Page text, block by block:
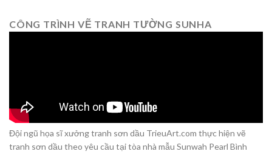
CÔNG TRÌNH VẼ TRANH TƯỜNG SUNHA
Đội ngũ họa sĩ xưởng tranh sơn dầu TrieuArt.com thực hiện vẽ
tranh sơn dầu theo yêu cầu tại tòa nhà mẫu Sunwah Pearl Bình